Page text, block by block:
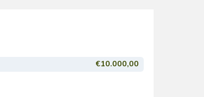
€10.000,00